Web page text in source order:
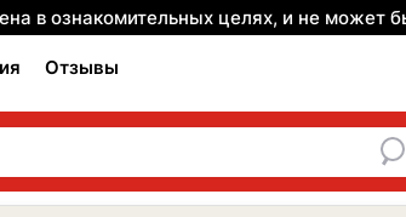
в ознакомительных целях, и не может
Отзывы